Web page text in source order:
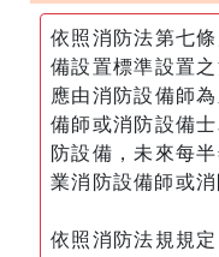
依照消防法第七
備設置標準設置
應由消防設備師
備師或消防設備
防設備，未來每
業消防設備師或消
依照消防法規規